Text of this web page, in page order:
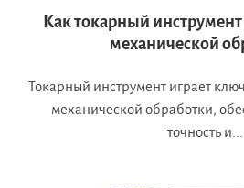
Как токарный
механической
Токарный инструмент играет
механической обработки,
точность и...